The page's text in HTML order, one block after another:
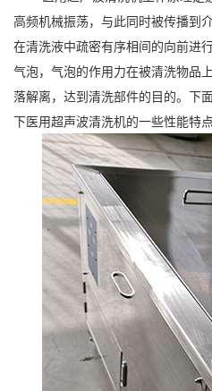
高频机械振荡，与此同时被传播到
在清洗液中疏密有序相间的向前进
气泡，气泡的作用力在被清洗物品
落解离，达到清洗部件的目的。下
下医用超声波清洗机的一些性能特点